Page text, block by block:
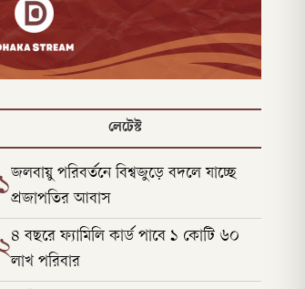
লেটেস্ট
জলবায়ু পরিবর্তনে বিশ্বজুড়ে বদলে যাচ্ছে
প্রজাপতির আবাস
৪ বছরে ফ্যামিলি কার্ড পাবে ১ কোটি ৬০
লাখ পরিবার